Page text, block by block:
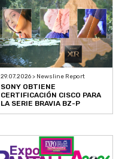
29.07.2026 > Newsline Report
SONY OBTIENE
CERTIFICACIÓN CISCO PARA
LA SERIE BRAVIA BZ-P